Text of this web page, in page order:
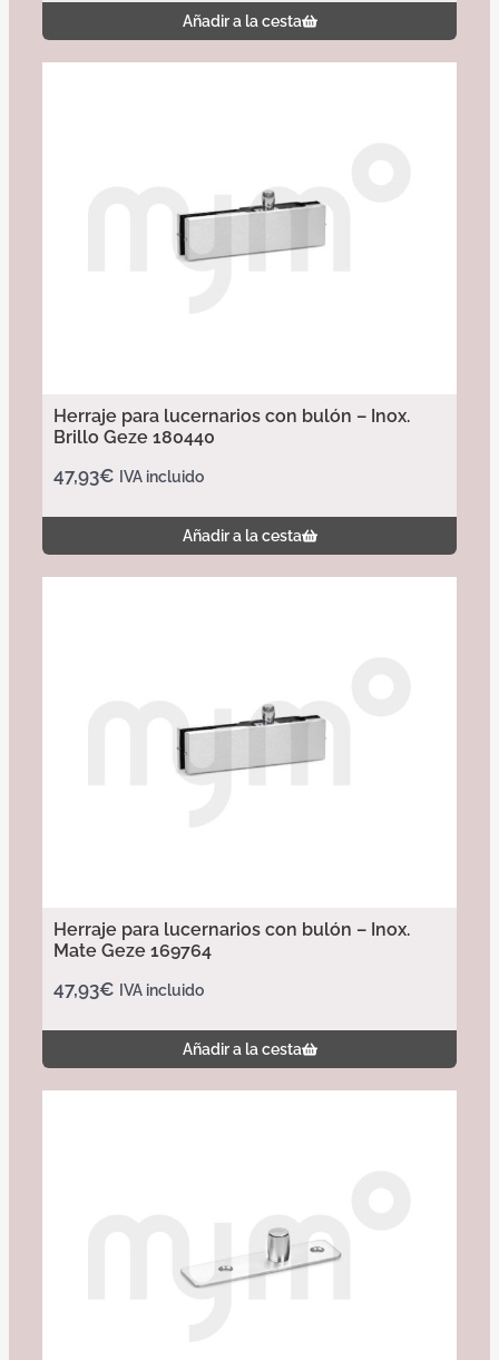
Añadir a la cesta
Herraje para lucernarios con bulón – Inox.
Brillo Geze 180440
47,93€ IVA incluido
Añadir a la cesta
Herraje para lucernarios con bulón – Inox.
Mate Geze 169764
47,93€ IVA incluido
Añadir a la cesta